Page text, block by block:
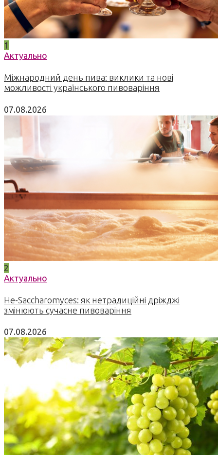
1
Актуально
Міжнародний день пива: виклики та нові
можливості українського пивоваріння
07.08.2026
2
Актуально
Не-Saccharomyces: як нетрадиційні дріжджі
змінюють сучасне пивоваріння
07.08.2026